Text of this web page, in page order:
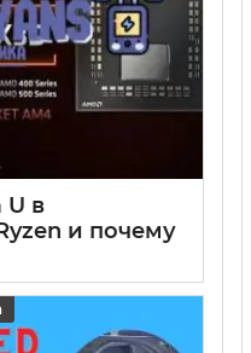
U в
и почему